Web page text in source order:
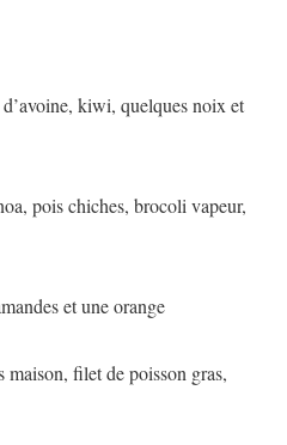
kiwi, quelques noix et
pois chiches, brocoli vapeur,
et une orange
filet de poisson gras,